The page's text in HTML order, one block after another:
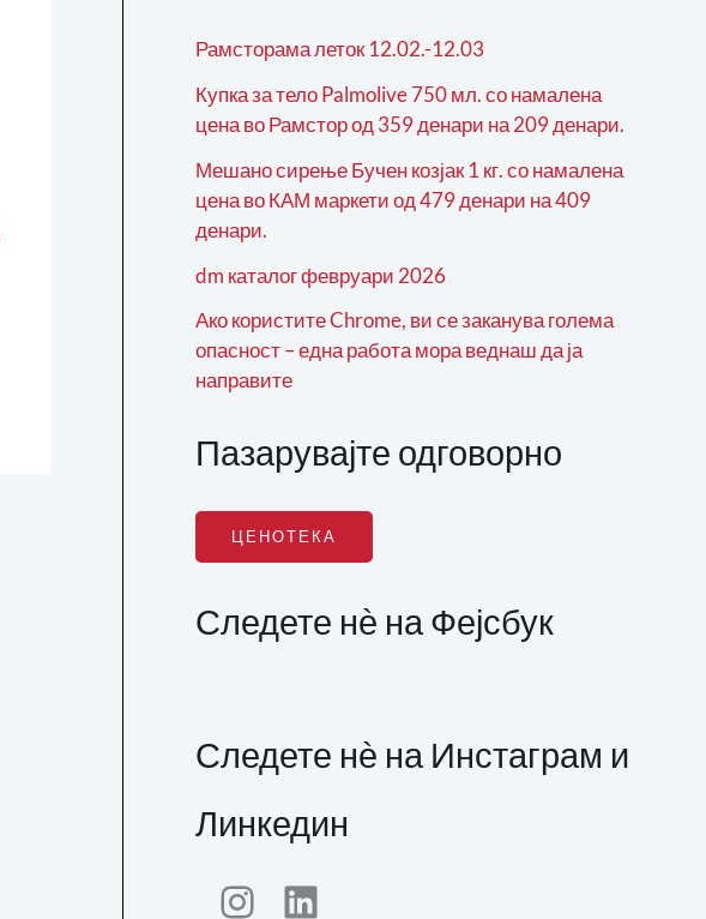
Рамсторама леток 12.02.-12.03
Купка за тело Palmolive 750 мл. со намалена
цена во Рамстор од 359 денари на 209 денари.
Мешано сирење Бучен козјак 1 кг. со намалена
цена во КАМ маркети од 479 денари на 409
денари.
dm каталог февруари 2026
Ако користите Chrome, ви се заканува голема
опасност – една работа мора веднаш да ја
направите
Пазарувајте одговорно
ЦЕНОТЕКА
Следете нѐ на Фејсбук
Следете нѐ на Инстаграм и
Линкедин